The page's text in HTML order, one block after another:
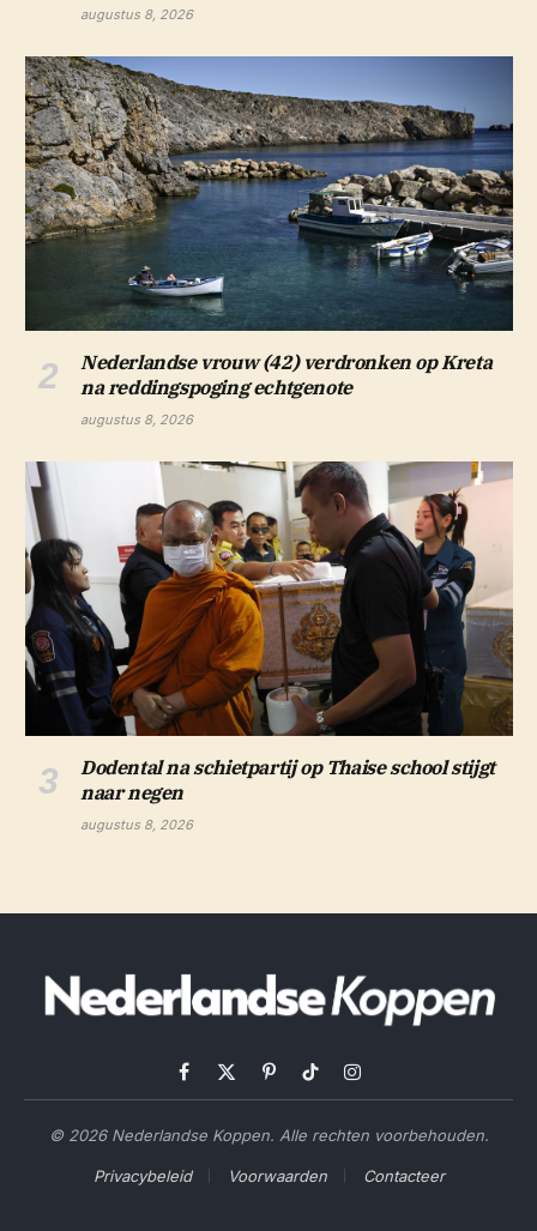
augustus 8, 2026
Nederlandse vrouw (42) verdronken op Kreta
na reddingspoging echtgenote
augustus 8, 2026
Dodental na schietpartij op Thaise school stijgt
naar negen
augustus 8, 2026
Facebook
X
PinterestTikTokInstagram
© 2026 Nederlandse Koppen. Alle rechten voorbehouden.
Privacybeleid Voorwaarden Contacteer